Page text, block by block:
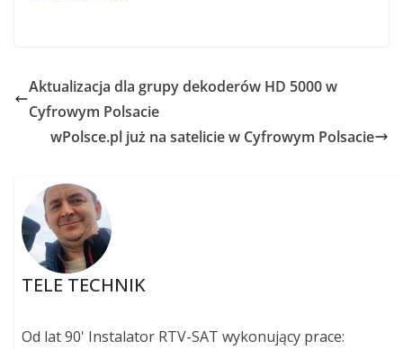
Aktualizacja dla grupy dekoderów HD 5000 w
Cyfrowym Polsacie
wPolsce.pl już na satelicie w Cyfrowym Polsacie
TELE TECHNIK
Od lat 90' Instalator RTV-SAT wykonujący prace: